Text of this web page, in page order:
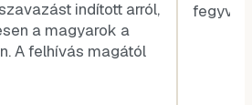
indított arról,
a magyarok a
A felhívás magától